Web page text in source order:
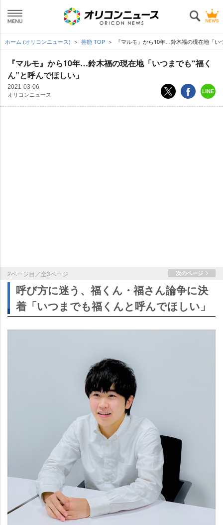
ホーム (オリコンニュース) 芸能 TOP 『マルモ』から10年…鈴木福の現在地「い
『マルモ』から10年…鈴木福の現在地「いつまでも“福く
ん”と呼んでほしい」
2021-03-06
オリコンニュース
2ページ目／全3ページ 次のページ
呼び方に迷う、福くん・福さん論争に決
着「いつまでも福くんと呼んでほしい」